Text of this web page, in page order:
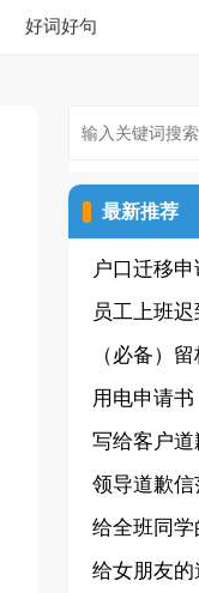
好词好句
最新推荐
户口迁移
典[15篇]
员工上班
书(汇编15
（必备）
书
用电申请书
写给客户道
文
领导道歉信
给全班同学
信
给女朋友的